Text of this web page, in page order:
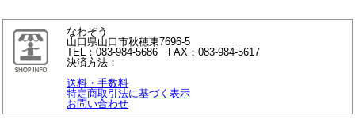
なわぞう
山口県山口市秋穂東7696-5
TEL：083-984-5686 FAX：083-984-5617
決済方法：
送料・手数料
特定商取引法に基づく表示
お問い合わせ